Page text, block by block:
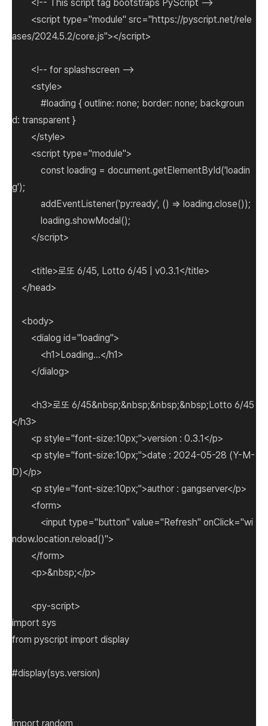
<!-- This script tag bootstraps PyScript -->
<script type="module" src="https://pyscript.net/rele
ases/2024.5.2/core.js"></script>
<!-- for splashscreen -->
<style>
#loading { outline: none; border: none; backgroun
d: transparent }
</style>
<script type="module">
const loading = document.getElementById('loadin
g');
addEventListener('py:ready', () => loading.close());
loading.showModal();
</script>
<title>로또 6/45, Lotto 6/45 | v0.3.1</title>
</head>
<body>
<dialog id="loading">
<h1>Loading...</h1>
</dialog>
<h3>로또 6/45&nbsp;&nbsp;&nbsp;&nbsp;Lotto 6/45
</h3>
<p style="font-size:10px;">version : 0.3.1</p>
<p style="font-size:10px;">date : 2024-05-28 (Y-M-
D)</p>
<p style="font-size:10px;">author : gangserver</p>
<form>
<input type="button" value="Refresh" onClick="wi
ndow.location.reload()">
</form>
<p>&nbsp;</p>
<py-script>
import sys
from pyscript import display
#display(sys.version)
import random